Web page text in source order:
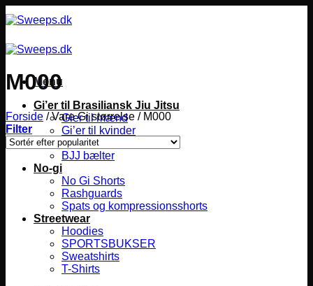
til
Menu
Gi’er til Brasiliansk Jiu Jitsu
Gier til mænd
Gi’er til kvinder
Gier til børn
BJJ bælter
No-gi
No Gi Shorts
Rashguards
Spats og kompressionsshorts
Streetwear
Hoodies
SPORTSBUKSER
Sweatshirts
T-Shirts
M000
Forside /Vare Gi størrelse /M000
Filter